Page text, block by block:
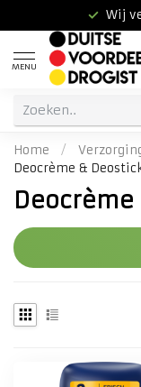
Wij
MENU
Home /
Deocrème &